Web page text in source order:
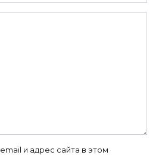
и адрес сайта в этом